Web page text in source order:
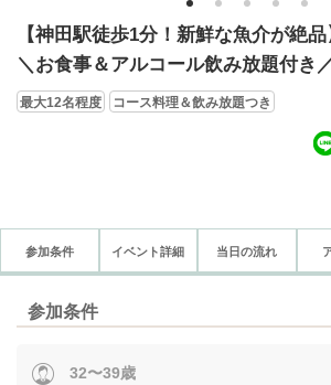
1 2 3 4 5
【神田駅徒歩1分！新鮮な魚介が絶品
＼お食事＆アルコール飲み放題付き
最大12名程度 コース料理＆飲み放題つき
参加条件 イベント詳細 当日の流れ
参加条件
32〜39歳